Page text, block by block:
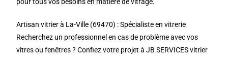
Artisan vitrier à La-Ville (69470) : Spécialiste en vitrerie
Recherchez un professionnel en cas de problème avec vos
vitres ou fenêtres ? Confiez votre projet à JB SERVICES vitrier